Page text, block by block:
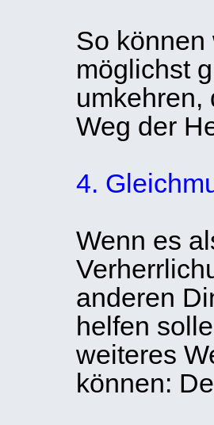
So können
möglichst
umkehren,
Weg der
4.
Wenn es
anderen
helfen
weiteres
können: